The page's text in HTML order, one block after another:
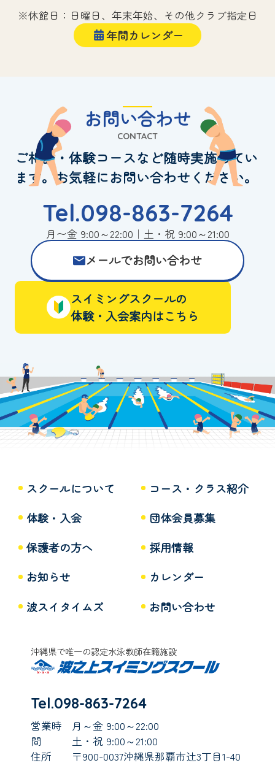
※休館日：日曜日、年末年始、その他クラブ指定日
年間カレンダー
お問い合わせ
CONTACT
ご相談・体験コースなど随時実施してい
ます。お気軽にお問い合わせください。
Tel.098-863-7264
月〜金 9:00～22:00｜土・祝 9:00～21:00
メールでお問い合わせ
スイミングスクールの
体験・入会案内はこちら
スクールについて
コース・クラス紹介
体験・入会
団体会員募集
保護者の方へ
採用情報
お知らせ
カレンダー
波スイタイムズ
お問い合わせ
沖縄県で唯一の認定水泳教師在籍施設
Tel.098-863-7264
営業時
間
月～金 9:00～22:00
土・祝 9:00～21:00
住所
〒900-0037沖縄県那覇市辻3丁目1-40